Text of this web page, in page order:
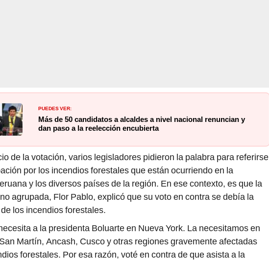
PUEDES VER:
Más de 50 candidatos a alcaldes a nivel nacional renuncian y
dan paso a la reelección encubierta
de la votación, varios legisladores pidieron la palabra para referirse
por los incendios forestales que están ocurriendo en la
y los diversos países de la región. En ese contexto, es que la
agrupada, Flor Pablo, explicó que su voto en contra se debía la
los incendios forestales.
a la presidenta Boluarte en Nueva York. La necesitamos en
Martín, Ancash, Cusco y otras regiones gravemente afectadas
forestales. Por esa razón, voté en contra de que asista a la